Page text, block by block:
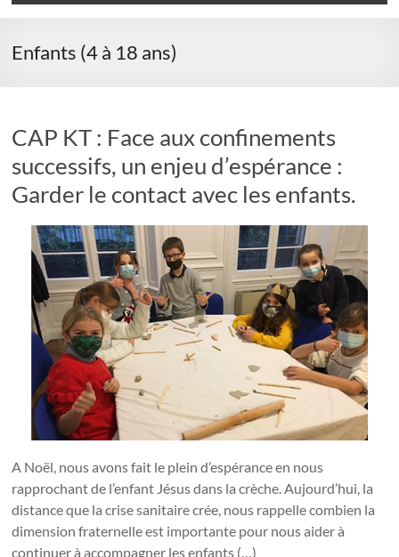
Enfants (4 à 18 ans)
CAP KT : Face aux confinements
successifs, un enjeu d’espérance :
Garder le contact avec les enfants.
A Noël, nous avons fait le plein d’espérance en nous
rapprochant de l’enfant Jésus dans la crèche. Aujourd’hui, la
distance que la crise sanitaire crée, nous rappelle combien la
dimension fraternelle est importante pour nous aider à
continuer à accompagner les enfants (…)